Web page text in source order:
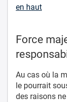
en haut
Force
Au cas où la
le pourrait
des raisons